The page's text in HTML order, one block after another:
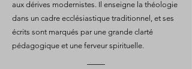
aux dérives modernistes. Il enseigne la théologie
dans un cadre ecclésiastique traditionnel, et ses
écrits sont marqués par une grande clarté
pédagogique et une ferveur spirituelle.